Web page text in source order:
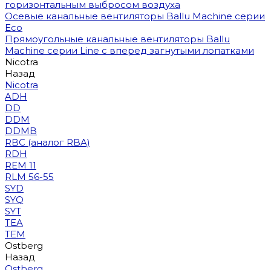
горизонтальным выбросом воздуха
Осевые канальные вентиляторы Ballu Machine серии
Eco
Прямоугольные канальные вентиляторы Ballu
Machine серии Line с вперед загнутыми лопатками
Nicotra
Назад
Nicotra
ADH
DD
DDM
DDMB
RBC (аналог RBA)
RDH
REM 11
RLM 56-55
SYD
SYQ
SYT
TEA
TEM
Ostberg
Назад